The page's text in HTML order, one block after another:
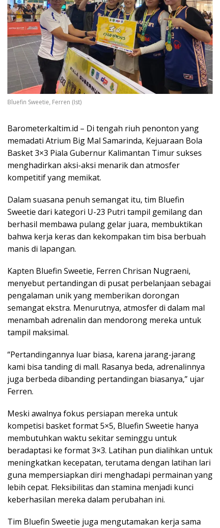
Bluefin Sweetie, Ferren (Ist)
Barometerkaltim.id – Di tengah riuh penonton yang
memadati Atrium Big Mal Samarinda, Kejuaraan Bola
Basket 3×3 Piala Gubernur Kalimantan Timur sukses
menghadirkan aksi-aksi menarik dan atmosfer
kompetitif yang memikat.
Dalam suasana penuh semangat itu, tim Bluefin
Sweetie dari kategori U-23 Putri tampil gemilang dan
berhasil membawa pulang gelar juara, membuktikan
bahwa kerja keras dan kekompakan tim bisa berbuah
manis di lapangan.
Kapten Bluefin Sweetie, Ferren Chrisan Nugraeni,
menyebut pertandingan di pusat perbelanjaan sebagai
pengalaman unik yang memberikan dorongan
semangat ekstra. Menurutnya, atmosfer di dalam mal
menambah adrenalin dan mendorong mereka untuk
tampil maksimal.
“Pertandingannya luar biasa, karena jarang-jarang
kami bisa tanding di mall. Rasanya beda, adrenalinnya
juga berbeda dibanding pertandingan biasanya,” ujar
Ferren.
Meski awalnya fokus persiapan mereka untuk
kompetisi basket format 5×5, Bluefin Sweetie hanya
membutuhkan waktu sekitar seminggu untuk
beradaptasi ke format 3×3. Latihan pun dialihkan untuk
meningkatkan kecepatan, terutama dengan latihan lari
guna mempersiapkan diri menghadapi permainan yang
lebih cepat. Fleksibilitas dan stamina menjadi kunci
keberhasilan mereka dalam perubahan ini.
Tim Bluefin Sweetie juga mengutamakan kerja sama